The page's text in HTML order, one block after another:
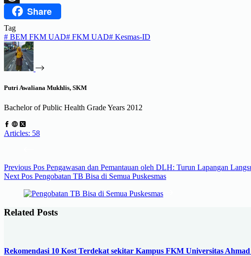
ThreadsShare
Tag
# BEM FKM UAD# FKM UAD# Kesmas-ID
Putri Awaliana Mukhlis, SKM
Bachelor of Public Health Grade Years 2012
Articles: 58
Previous Pos Pengawasan dan Pemantauan oleh DLH: Turun Lapangan
Next Pos Pengobatan TB Bisa di Semua Puskesmas
Related Posts
Rekomendasi 10 Kost Terdekat sekitar Kampus FKM Universitas